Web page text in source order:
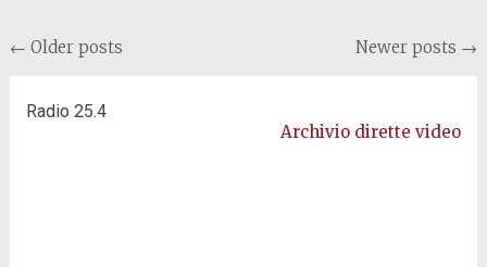
Posts navigation
← Older posts Newer posts →
Radio 25.4
Archivio dirette video